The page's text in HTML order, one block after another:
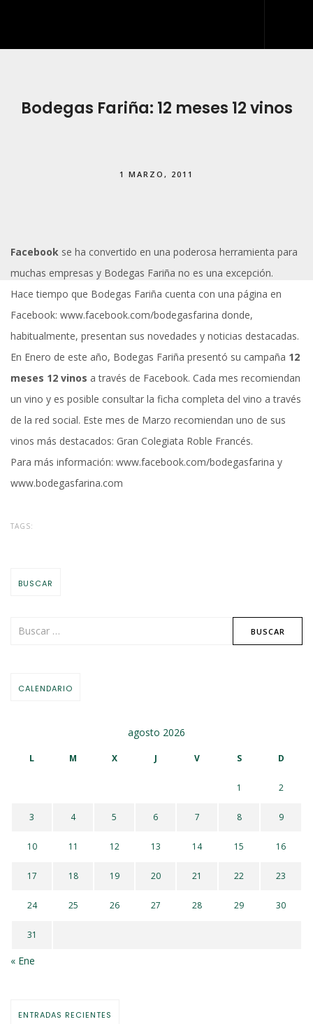
QUÉ HACEMOS
ARTES GRÁFICAS Y ROTULACIÓN
CONTACTO
Bodegas Fariña: 12 meses 12 vinos
1 MARZO, 2011
Facebook se ha convertido en una poderosa herramienta para
muchas empresas y Bodegas Fariña no es una excepción.
Hace tiempo que Bodegas Fariña cuenta con una página en
Facebook: www.facebook.com/bodegasfarina donde,
habitualmente, presentan sus novedades y noticias destacadas.
En Enero de este año, Bodegas Fariña presentó su campaña 12
meses 12 vinos a través de Facebook. Cada mes recomiendan
un vino y es posible consultar la ficha completa del vino a través
de la red social. Este mes de Marzo recomiendan uno de sus
vinos más destacados: Gran Colegiata Roble Francés.
Para más información: www.facebook.com/bodegasfarina y
www.bodegasfarina.com
TAGS:
BUSCAR
CALENDARIO
agosto 2026
L M X J V S D
1 2
3 4 5 6 7 8 9
10 11 12 13 14 15 16
17 18 19 20 21 22 23
24 25 26 27 28 29 30
31
« Ene
ENTRADAS RECIENTES